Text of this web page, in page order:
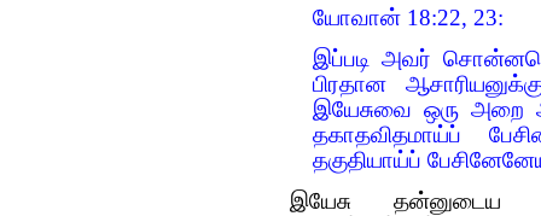
யோவான் 18:22, 23:
இப்படி அவர்
பிரதான
இயேசுவை ஒரு அறை
தகாதவிதமாய்ப்
தகுதியாய்ப்
இயேசு தன்னுடைய